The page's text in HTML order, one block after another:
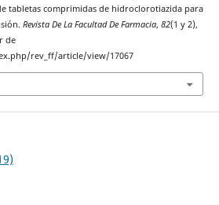
tabletas comprimidas de hidroclorotiazida para
Revista De La Facultad De Farmacia, 82(1 y 2),
de
rev_ff/article/view/17067